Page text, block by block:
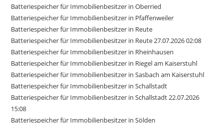
Batteriespeicher für Immobilienbesitzer in Oberried
Batteriespeicher für Immobilienbesitzer in Pfaffenweiler
Batteriespeicher für Immobilienbesitzer in Reute
Batteriespeicher für Immobilienbesitzer in Reute 27.07.2026 02:08
Batteriespeicher für Immobilienbesitzer in Rheinhausen
Batteriespeicher für Immobilienbesitzer in Riegel am Kaiserstuhl
Batteriespeicher für Immobilienbesitzer in Sasbach am Kaiserstuhl
Batteriespeicher für Immobilienbesitzer in Schallstadt
Batteriespeicher für Immobilienbesitzer in Schallstadt 22.07.2026
15:08
Batteriespeicher für Immobilienbesitzer in Sölden